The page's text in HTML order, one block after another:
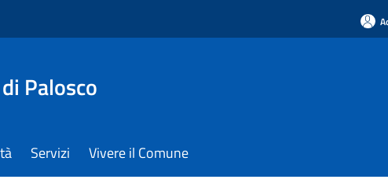
Palosco
Servizi Vivere il Comune